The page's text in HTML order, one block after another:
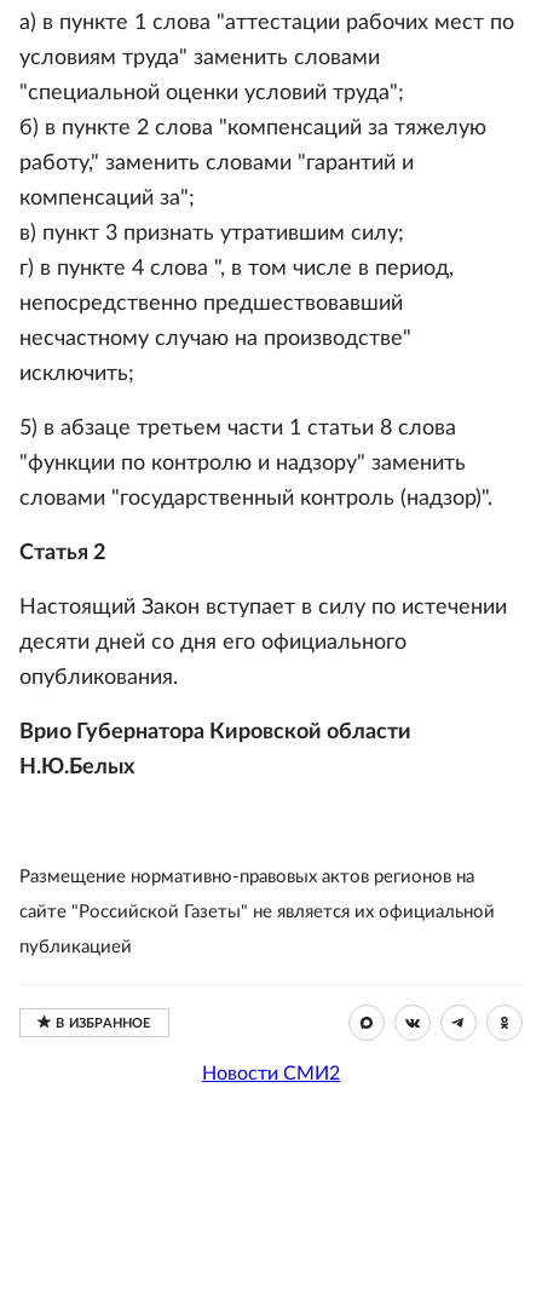
а) в пункте 1 слова "аттестации рабочих мест по
условиям труда" заменить словами
"специальной оценки условий труда";
б) в пункте 2 слова "компенсаций за тяжелую
работу," заменить словами "гарантий и
компенсаций за";
в) пункт 3 признать утратившим силу;
г) в пункте 4 слова ", в том числе в период,
непосредственно предшествовавший
несчастному случаю на производстве"
исключить;
5) в абзаце третьем части 1 статьи 8 слова
"функции по контролю и надзору" заменить
словами "государственный контроль (надзор)".
Статья 2
Настоящий Закон вступает в силу по истечении
десяти дней со дня его официального
опубликования.
Врио Губернатора Кировской области
Н.Ю.Белых
Размещение нормативно-правовых актов регионов на
сайте "Российской Газеты" не является их официальной
публикацией
Новости СМИ2